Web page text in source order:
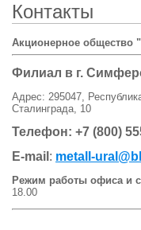
Контакты
Акционерное общество
Филиал в г.
Адрес: 295047 ,
Сталинграда, 10
Телефон: +7 (800)
E-mail : metall-
Режим работы офиса и
18.00